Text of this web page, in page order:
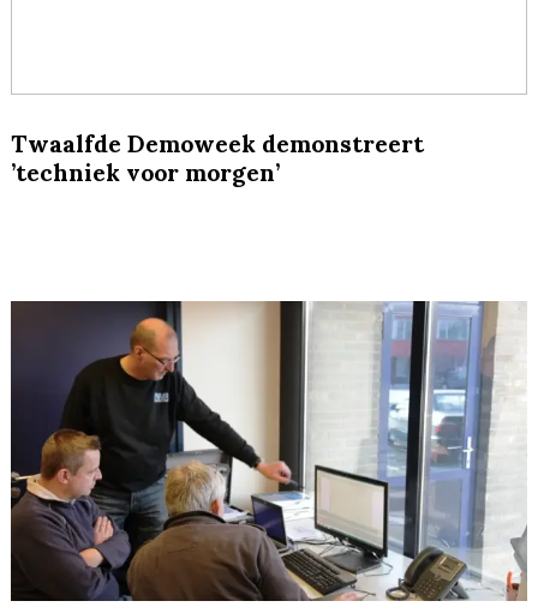
Twaalfde Demoweek demonstreert
’techniek voor morgen’